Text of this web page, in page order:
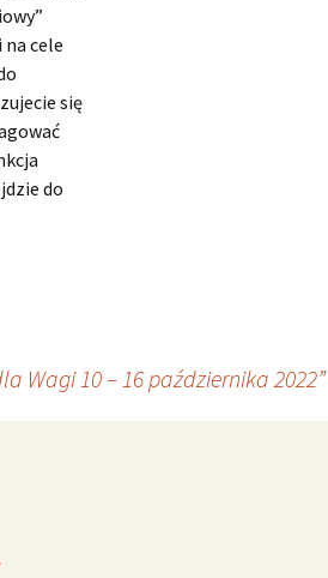
cele
się
do
Wagi 10 – 16 października 2022”